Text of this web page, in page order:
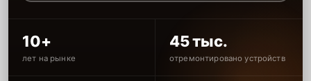
10+
лет на рынке
45 тыс.
отремонтировано устройств